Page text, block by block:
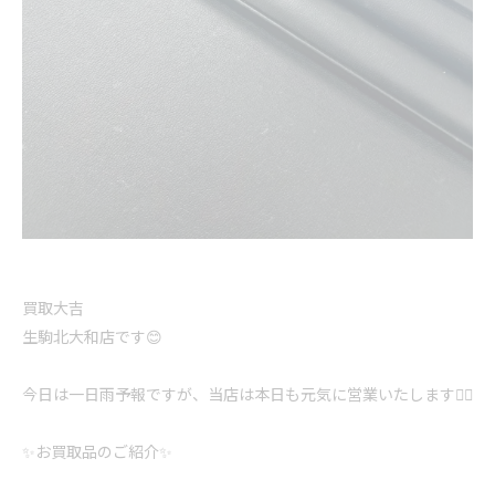
買取大吉
生駒北大和店です😊
今日は一日雨予報ですが、当店は本日も元気に営業いたします💁‍♀️
✨お買取品のご紹介✨